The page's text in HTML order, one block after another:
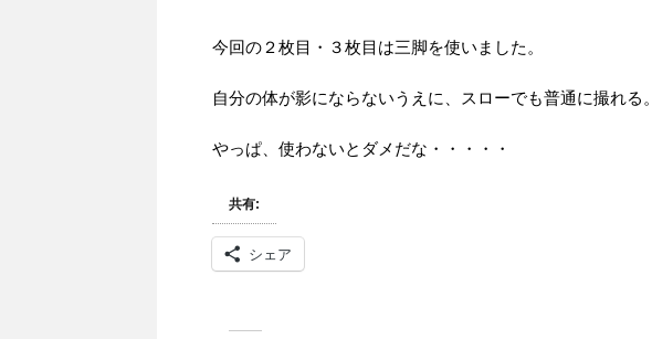
今回の２枚目・３枚目は三脚を使いました。
自分の体が影にならないうえに、スローでも普通に撮れる。
やっぱ、使わないとダメだな・・・・・
共有:
シェア